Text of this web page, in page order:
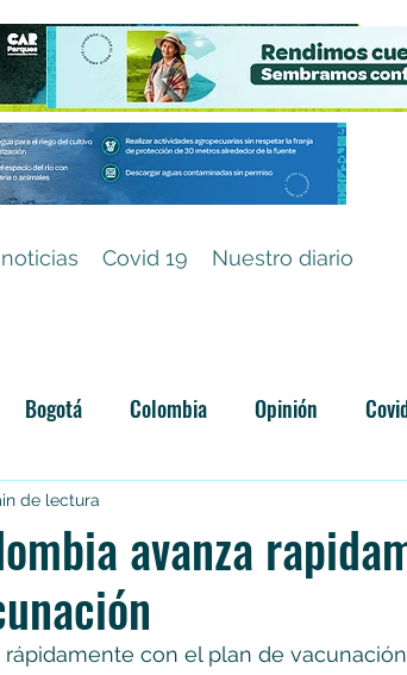
Covid 19 Nuestro diario
Bogotá Colombia Opinión
avanza
de lectura
con el plan de vacunación